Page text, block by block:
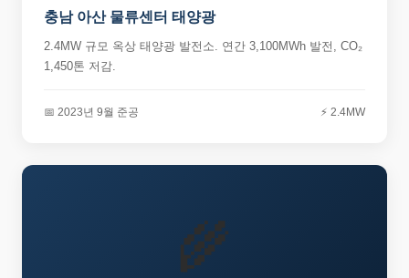
충남 아산 물류센터 태양광
2.4MW 규모 옥상 태양광 발전소. 연간 3,100MWh 발전, CO₂
1,450톤 저감.
📅 2023년 9월 준공 ⚡ 2.4MW
🌾